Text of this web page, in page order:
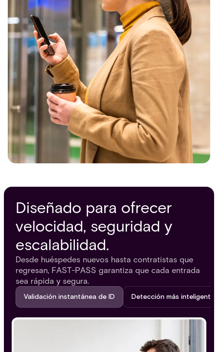
Diseñado para ofrecer
velocidad, seguridad y
escalabilidad.
Desde huéspedes nuevos hasta contratistas que
regresan, FAST-PASS garantiza que cada entrada
sea rápida y segura.
Validación instantánea de ID Detección más inteligente